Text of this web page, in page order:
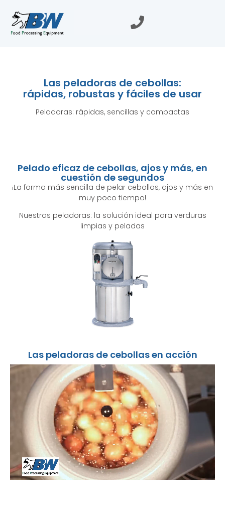
Las peladoras de cebollas:
rápidas, robustas y fáciles de usar
Peladoras: rápidas, sencillas y compactas
Pelado eficaz de cebollas, ajos y más, en
cuestión de segundos
¡La forma más sencilla de pelar cebollas, ajos y más en
muy poco tiempo!
Nuestras peladoras: la solución ideal para verduras
limpias y peladas
Las peladoras de cebollas en acción